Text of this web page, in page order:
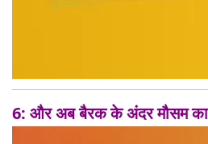
6: और अब बैरक के अंदर मौसम